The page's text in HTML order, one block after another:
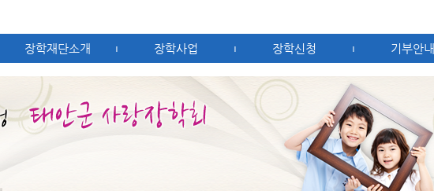
장학재단소개 | 장학사업 | 장학신청 | 기부안내